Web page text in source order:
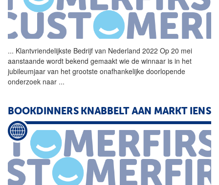
... Klantvriendelijkste Bedrijf van Nederland 2022 Op 20 mei
aanstaande wordt bekend gemaakt wie de winnaar is in het
jubileumjaar van het grootste onafhankelijke doorlopende
onderzoek naar ...
BOOKDINNERS KNABBELT AAN MARKT IENS